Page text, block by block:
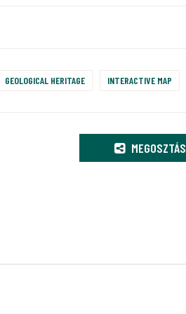
GEOLOGICAL HERITAGE INTERACTIVE MAP
MEGOSZTÁS